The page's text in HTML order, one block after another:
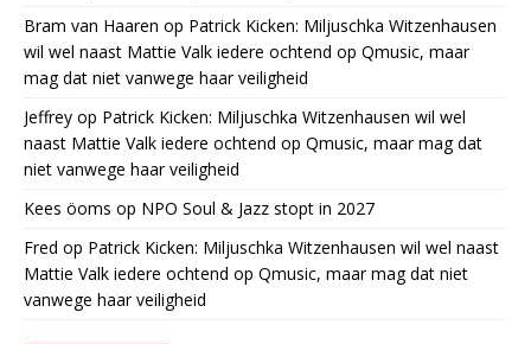
Bram van Haaren op Patrick Kicken: Miljuschka Witzenhausen
wil wel naast Mattie Valk iedere ochtend op Qmusic, maar
mag dat niet vanwege haar veiligheid
Jeffrey op Patrick Kicken: Miljuschka Witzenhausen wil wel
naast Mattie Valk iedere ochtend op Qmusic, maar mag dat
niet vanwege haar veiligheid
Kees öoms op NPO Soul & Jazz stopt in 2027
Fred op Patrick Kicken: Miljuschka Witzenhausen wil wel naast
Mattie Valk iedere ochtend op Qmusic, maar mag dat niet
vanwege haar veiligheid